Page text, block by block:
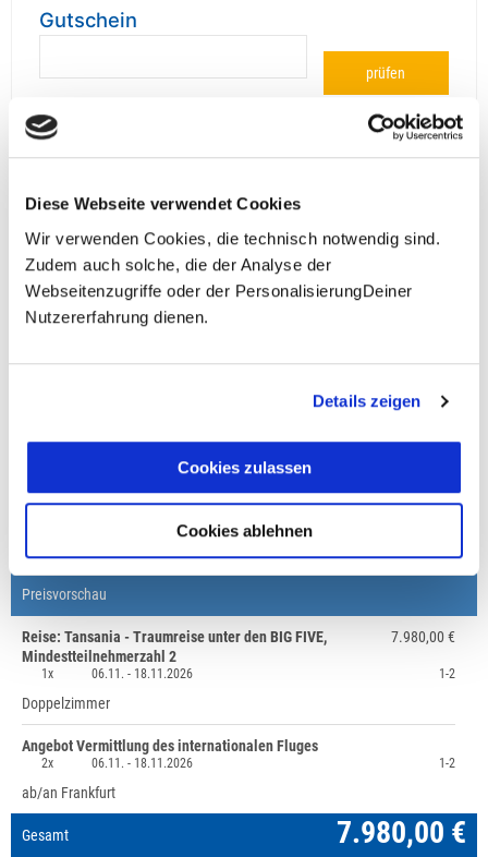
Diese Webseite verwendet Cookies
Wir verwenden Cookies, die technisch notwendig sind.
Zudem auch solche, die der Analyse der
Webseitenzugriffe oder der PersonalisierungDeiner
Nutzererfahrung dienen.
Details zeigen
Cookies zulassen
Cookies ablehnen
Gutschein
prüfen
**Halbes Doppelzimmer: Zwei gleichgeschlechtliche
Personen teilen sich die Unterkunft. Wir berechnen (je
nach Reise) bei Buchung entweder den halben, einen
reduzierten oder den gesamten Einzelzimmerzuschlag.
Finden wir eine/n Partner/in, dann erhältst Du den
Zuschlag zurück.
Unsere Reisen und Seminare sind nicht barrierefrei.
Fragen zur Buchung?
+49 (0)711 - 6583 80 80
Preisvorschau
7.980,00 €
Reise: Tansania - Traumreise unter den BIG FIVE,
Mindestteilnehmerzahl 2
1x 06.11. -18.11.2026 1-2
Doppelzimmer
Angebot Vermittlung des internationalen Fluges
2x 06.11. -18.11.2026 1-2
ab/an Frankfurt
Gesamt 7.980,00 €